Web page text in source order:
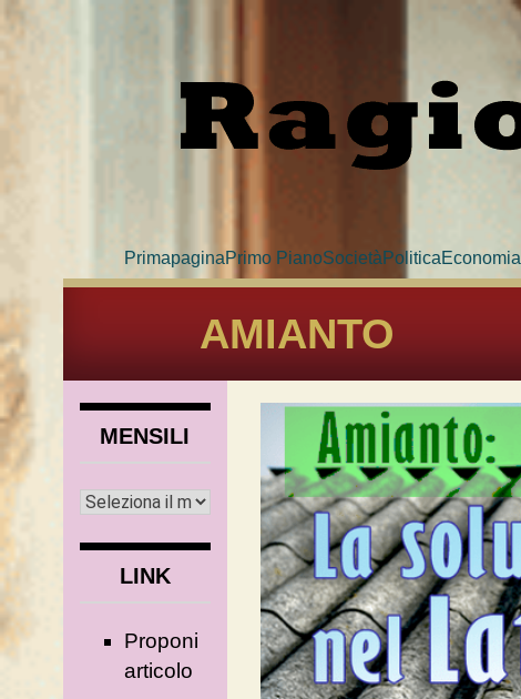
PrimapaginaPrimo PianoSocietà PoliticaEconomia
AMIANTO
MENSILI
LINK
Proponi
articolo